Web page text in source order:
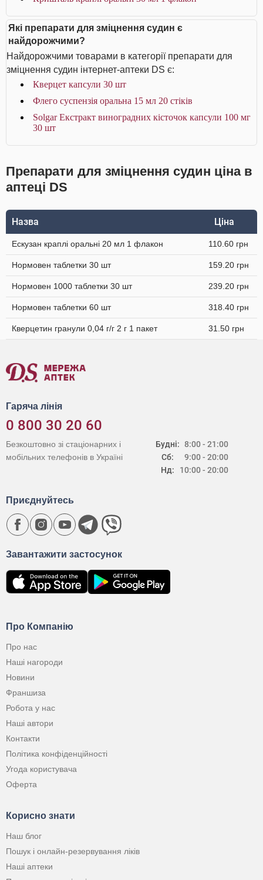
Які препарати для зміцнення судин є
найдорожчими?
Найдорожчими товарами в категорії препарати для
зміцнення судин інтернет-аптеки DS є:
Кверцет капсули 30 шт
Флего суспензія оральна 15 мл 20 стіків
Solgar Екстракт виноградних кісточок капсули 100 мг
30 шт
Препарати для зміцнення судин ціна в
аптеці DS
Назва Ціна
Ескузан краплі оральні 20 мл 1 флакон 110.60 грн
Нормовен таблетки 30 шт 159.20 грн
Нормовен 1000 таблетки 30 шт 239.20 грн
Нормовен таблетки 60 шт 318.40 грн
Кверцетин гранули 0,04 г/г 2 г 1 пакет 31.50 грн
Гаряча лінія
0 800 30 20 60
Будні:
Сб:
Нд:
8:00 - 21:00
9:00 - 20:00
10:00 - 20:00
Безкоштовно зі стаціонарних і
мобільних телефонів в Україні
Про Компанію
Про нас
Наші нагороди
Новини
Франшиза
Робота у нас
Наші автори
Контакти
Політика конфіденційності
Угода користувача
Оферта
Корисно знати
Наш блог
Пошук і онлайн-резервування ліків
Наші аптеки
Завантажити застосунок
Приєднуйтесь